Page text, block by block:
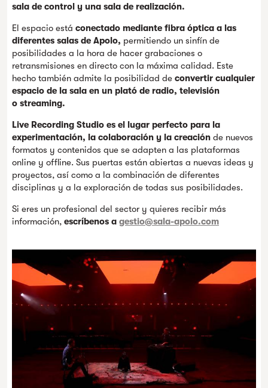
sala de control y una sala de realización.
El espacio está conectado mediante ﬁbra óptica a las
diferentes salas de Apolo, permitiendo un sinfín de
posibilidades a la hora de hacer grabaciones o
retransmisiones en directo con la máxima calidad. Este
hecho también admite la posibilidad de convertir cualquier
espacio de la sala en un plató de radio, televisión
o streaming.
Live Recording Studio es el lugar perfecto para la
experimentación, la colaboración y la creación de nuevos
formatos y contenidos que se adapten a las plataformas
online y offline. Sus puertas están abiertas a nuevas ideas y
proyectos, así como a la combinación de diferentes
disciplinas y a la exploración de todas sus posibilidades.
Si eres un profesional del sector y quieres recibir más
información, escríbenos a gestio@sala-apolo.com